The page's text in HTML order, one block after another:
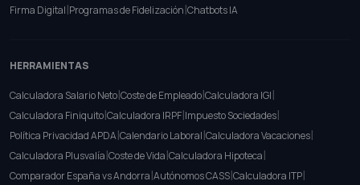
Firma Digital|Programas de Fidelización|Chatbots IA
HERRAMIENTAS
Calculadora Salario Neto|Coste de Empleado|Calculadora IGI|
Calculadora Finiquito|Calculadora IRPF|Impuesto Sociedades|
Política Privacidad APDA|Calendario Laboral|Calculadora Vacaciones|
Calculadora Plusvalía|Coste de Vida|Calculadora Hipoteca|
Comparador España vs Andorra|Autónomos CASS|Calculadora ITP|